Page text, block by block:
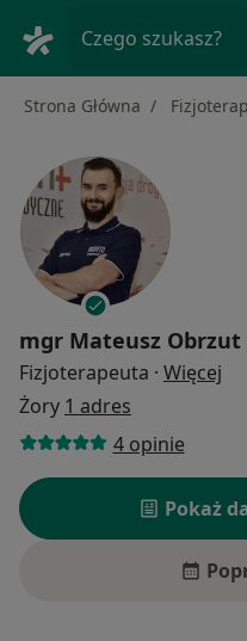
Czego szukasz?
Strona Główna
mgr Mateusz Obrzut
Fizjoterapeuta · Więcej
Żory 1 adres
4 opinie
Pokaż